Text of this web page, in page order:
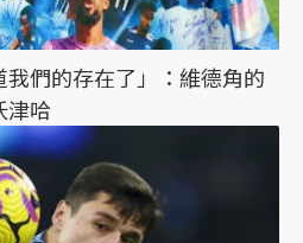
我們的存在了」：維德角的
津哈